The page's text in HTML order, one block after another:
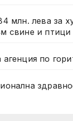
млн. лева за
свине и птици
агенция по